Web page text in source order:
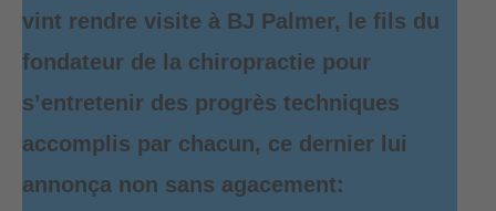
vint rendre visite à BJ Palmer, le fils du
fondateur de la chiropractie pour
s’entretenir des progrès techniques
accomplis par chacun, ce dernier lui
annonça non sans agacement: